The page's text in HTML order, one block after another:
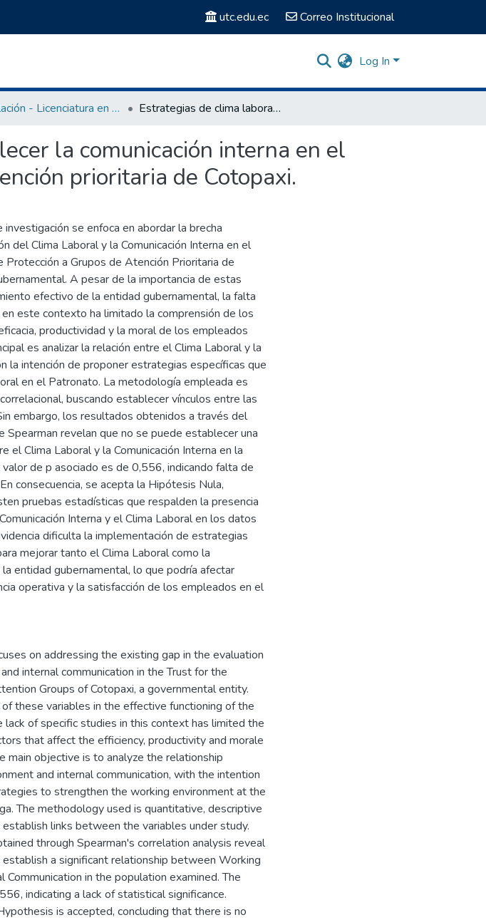
utc.edu.ec Correo Institucional
Log In
Titulación - Licenciatura en Gestión del Talento Humano Estrategias de clima laboral para fortalecer la comunicación interna en el patronato de protección a grupos de atención prioritaria de Cotopaxi.
la comunicación interna en el
prioritaria de Cotopaxi.
se enfoca en abordar la brecha
del Clima Laboral y la Comunicación Interna en el
a Grupos de Atención Prioritaria de
A pesar de la importancia de estas
efectivo de la entidad gubernamental, la falta
este contexto ha limitado la comprensión de los
productividad y la moral de los empleados
es analizar la relación entre el Clima Laboral y la
la intención de proponer estrategias específicas que
en el Patronato. La metodología empleada es
buscando establecer vínculos entre las
embargo, los resultados obtenidos a través del
Spearman revelan que no se puede establecer una
el Clima Laboral y la Comunicación Interna en la
de p asociado es de 0,556, indicando falta de
consecuencia, se acepta la Hipótesis Nula,
pruebas estadísticas que respalden la presencia
Interna y el Clima Laboral en los datos
dificulta la implementación de estrategias
mejorar tanto el Clima Laboral como la
la entidad gubernamental, lo que podría afectar
operativa y la satisfacción de los empleados en el
on addressing the existing gap in the evaluation
internal communication in the Trust for the
Groups of Cotopaxi, a governmental entity.
these variables in the effective functioning of the
of specific studies in this context has limited the
that affect the efficiency, productivity and morale
main objective is to analyze the relationship
and internal communication, with the intention
to strengthen the working environment at the
The methodology used is quantitative, descriptive
links between the variables under study.
through Spearman's correlation analysis reveal
a significant relationship between Working
Communication in the population examined. The
indicating a lack of statistical significance.
is accepted, concluding that there is no